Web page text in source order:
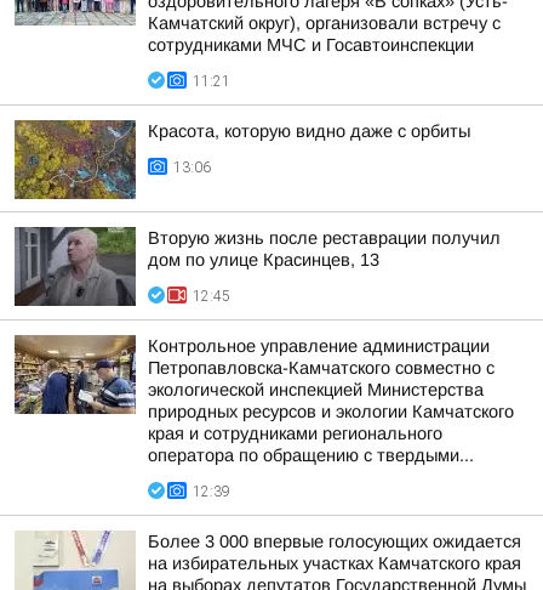
Камчатский округ), организовали встречу с
сотрудниками МЧС и Госавтоинспекции
11:21
Красота, которую видно даже с орбиты
13:06
Вторую жизнь после реставрации получил
дом по улице Красинцев, 13
12:45
Контрольное управление администрации
Петропавловска-Камчатского совместно с
экологической инспекцией Министерства
природных ресурсов и экологии Камчатского
края и сотрудниками регионального
оператора по обращению с твердыми...
12:39
Более 3 000 впервые голосующих ожидается
на избирательных участках Камчатского края
на выборах депутатов Государственной Думы